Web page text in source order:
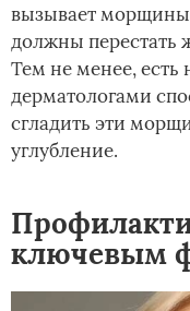
вызывает
должны перестать
Тем не менее, есть
дерматологами
сгладить эти
углубление.
ключевым